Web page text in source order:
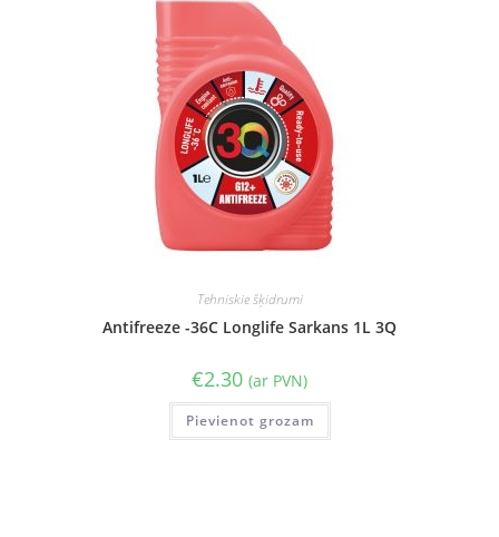
Tehniskie šķidrumi
Antifreeze -36C Longlife Sarkans 1L 3Q
€2.30 (ar PVN)
Pievienot grozam